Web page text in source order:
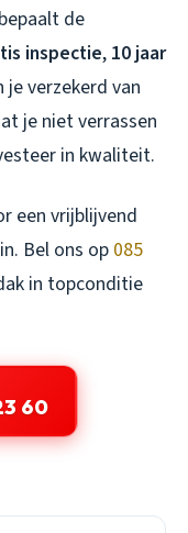
de
inspectie, 10 jaar
je verzekerd van
je niet verrassen
in kwaliteit.
een vrijblijvend
Bel ons op 085
in topconditie
60